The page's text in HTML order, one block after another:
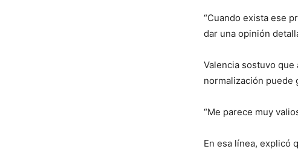
“Cuando exista ese
dar una opinión
Valencia sostuvo
normalización puede
“Me parece muy
En esa línea, explicó